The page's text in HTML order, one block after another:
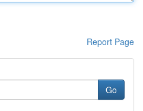
Report Page
Go